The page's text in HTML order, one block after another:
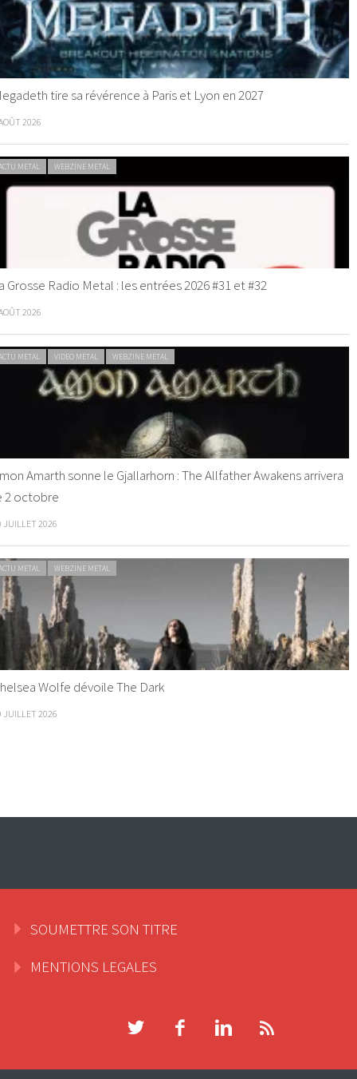
tire sa révérence à Paris et Lyon en 2027
2026
METAL WEBZINE METAL
Grosse Radio Metal : les entrées 2026 #31 et #32
2026
METAL VIDEO METAL WEBZINE METAL
Amarth sonne le Gjallarhorn : The Allfather Awakens arrivera
2 octobre
JUILLET 2026
METAL WEBZINE METAL
Wolfe dévoile The Dark
JUILLET 2026
SOUMETTRE SON TITRE
MENTIONS LEGALES